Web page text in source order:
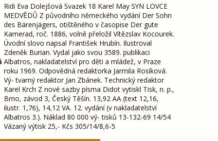
Ridi Eva Dolejšová Svazek 18 Karel May SYN LOVCE
MEDVĚDŮ Z původního německého vydání Der Sohn
des Bärenjägers, otištěného v časopise Der gute
Kamerad, roč. 1886, volně přeložil Vítězslav Kocourek.
Úvodní slovo napsal František Hrubín. Ilustroval
Zdeněk Burian. Vydal jako svou 3589. publikaci
Albatros, nakladatelství pro děti a mládež, v Praze
roku 1969. Odpovědná redaktorka Jarmila Rosíková.
Vý- tvarný redaktor Jan Zbánek. Technický redaktor
Karel Krch Z nové sazby písma Didot vytiskl Tisk, n. p.,
Brno, závod 3, Český Těšín. 13,92 AA (text 12,16,
ilustr. 1,76), 14,12 VA. 12. vydání (v nakladatelství
Albatros 3.). Náklad 80 000 vý- tisků 13-132-69 14/54
Vázaný výtisk 25,- Kčs 305/14/8,6-5